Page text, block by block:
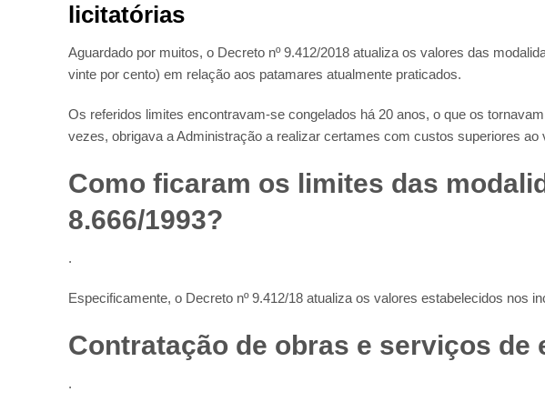
licitatórias
Aguardado por muitos, o Decreto nº 9.412/2018 atualiza os valores das
vinte por cento) em relação aos patamares atualmente praticados.
Os referidos limites encontravam-se congelados há 20 anos, o que os
vezes, obrigava a Administração a realizar certames com custos superiores ao
Como ficaram os limites das
8.666/1993?
.
Especificamente, o Decreto nº 9.412/18 atualiza os valores estabelecidos nos
Contratação de obras e serviços de
.